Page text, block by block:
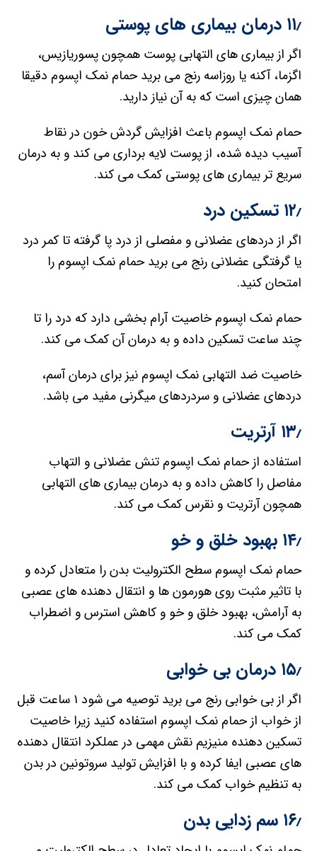
۱۱٫ درمان بیماری های پوستی
اگر از بیماری های التهابی پوست همچون پسوریازیس،
اگزما، آکنه یا روزاسه رنج می برید حمام نمک اپسوم دقیقا
همان چیزی است که به آن نیاز دارید.
حمام نمک اپسوم باعث افزایش گردش خون در نقاط
آسیب دیده شده، از پوست لایه برداری می کند و به درمان
سریع تر بیماری های پوستی کمک می کند.
۱۲٫ تسکین درد
اگر از دردهای عضلانی و مفصلی از درد پا گرفته تا کمر درد
یا گرفتگی عضلانی رنج می برید حمام نمک اپسوم را
امتحان کنید.
حمام نمک اپسوم خاصیت آرام بخشی دارد که درد را تا
چند ساعت تسکین داده و به درمان آن کمک می کند.
خاصیت ضد التهابی نمک اپسوم نیز برای درمان آسم،
دردهای عضلانی و سردردهای میگرنی مفید می باشد.
۱۳٫ آرتریت
استفاده از حمام نمک اپسوم تنش عضلانی و التهاب
مفاصل را کاهش داده و به درمان بیماری های التهابی
همچون آرتریت و نقرس کمک می کند.
۱۴٫ بهبود خلق و خو
حمام نمک اپسوم سطح الکترولیت بدن را متعادل کرده و
با تاثیر مثبت روی هورمون ها و انتقال دهنده های عصبی
به آرامش، بهبود خلق و خو و کاهش استرس و اضطراب
کمک می کند.
۱۵٫ درمان بی خوابی
اگر از بی خوابی رنج می برید توصیه می شود ۱ ساعت قبل
از خواب از حمام نمک اپسوم استفاده کنید زیرا خاصیت
تسکین دهنده منیزیم نقش مهمی در عملکرد انتقال دهنده
های عصبی ایفا کرده و با افزایش تولید سروتونین در بدن
به تنظیم خواب کمک می کند.
۱۶٫ سم زدایی بدن